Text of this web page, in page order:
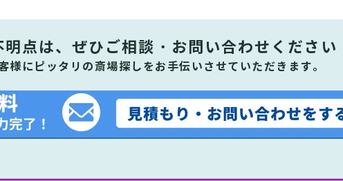
明点は、ぜひ ご相談・お問い合わせください
様にピッタリの斎場探しをお手伝いさせていただきます。